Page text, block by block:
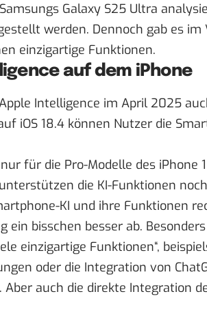
Galaxy S25 Ultra
werden. Dennoch gab es im
einzigartige Funktionen.
auf dem iPhone
Intelligence im April 2025
iOS 18.4 können Nutzer die
für die Pro-Modelle des iPhone
die KI-Funktionen
KI und ihre Funktionen
ein bisschen besser ab.
einzigartige Funktionen“,
oder die Integration von
auch die direkte Integration